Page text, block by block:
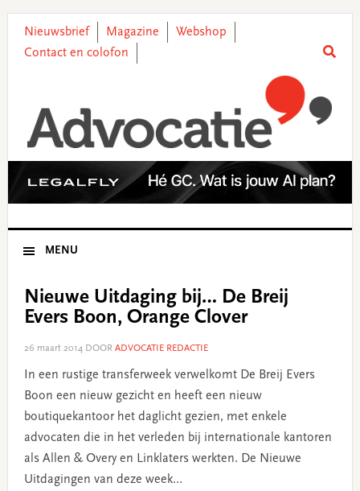
primary
main
primary
footer
Nieuwsbrief Magazine
Webshop
Contact en colofon
MENU
Nieuwe Uitdaging bij… De Breij
Evers Boon, Orange Clover
26 maart 2014DOOR ADVOCATIE REDACTIE
In een rustige transferweek verwelkomt De Breij Evers
Boon een nieuw gezicht en heeft een nieuw
boutiquekantoor het daglicht gezien, met enkele
advocaten die in het verleden bij internationale kantoren
als Allen & Overy en Linklaters werkten. De Nieuwe
Uitdagingen van deze week…